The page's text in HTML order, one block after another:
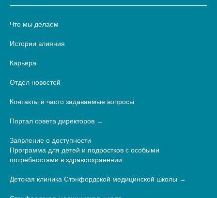
Что мы делаем
Истории влияния
Карьера
Отдел новостей
Контакты и часто задаваемые вопросы
Портал совета директоров
Заявление о доступности
Программа для детей и подростков с особыми
потребностями в здравоохранении
Детская клиника Стэнфордской медицинской школы